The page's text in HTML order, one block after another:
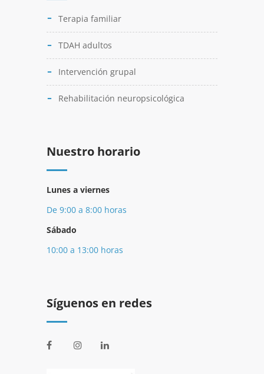
Terapia familiar
TDAH adultos
Intervención grupal
Rehabilitación neuropsicológica
Nuestro horario
Lunes a viernes
De 9:00 a 8:00 horas
Sábado
10:00 a 13:00 horas
Síguenos en redes